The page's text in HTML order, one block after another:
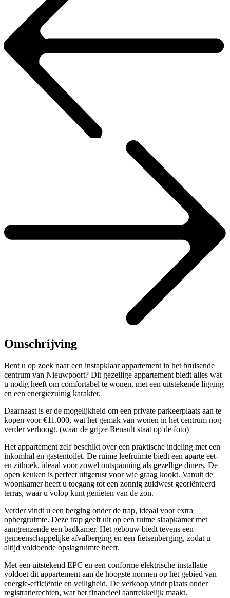
Omschrijving
Bent u op zoek naar een instapklaar appartement in het bruisende
centrum van Nieuwpoort? Dit gezellige appartement biedt alles wat
u nodig heeft om comfortabel te wonen, met een uitstekende ligging
en een energiezuinig karakter.
Daarnaast is er de mogelijkheid om een private parkeerplaats aan te
kopen voor €11.000, wat het gemak van wonen in het centrum nog
verder verhoogt. (waar de grijze Renault staat op de foto)
Het appartement zelf beschikt over een praktische indeling met een
inkomhal en gastentoilet. De ruime leefruimte biedt een aparte eet-
en zithoek, ideaal voor zowel ontspanning als gezellige diners. De
open keuken is perfect uitgerust voor wie graag kookt. Vanuit de
woonkamer heeft u toegang tot een zonnig zuidwest georiënteerd
terras, waar u volop kunt genieten van de zon.
Verder vindt u een berging onder de trap, ideaal voor extra
opbergruimte. Deze trap geeft uit op een ruime slaapkamer met
aangrenzende een badkamer. Het gebouw biedt tevens een
gemeenschappelijke afvalberging en een fietsenberging, zodat u
altijd voldoende opslagruimte heeft.
Met een uitstekend EPC en een conforme elektrische installatie
voldoet dit appartement aan de hoogste normen op het gebied van
energie-efficiëntie en veiligheid. De verkoop vindt plaats onder
registratierechten, wat het financieel aantrekkelijk maakt.